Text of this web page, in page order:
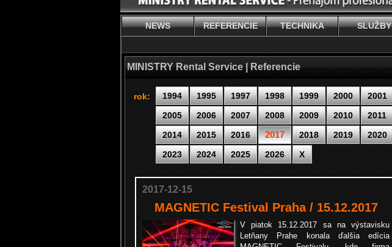
NEWS REFERENCIE TECHNIKA SLUŽBY
MINISTRY Rental Service | Referencie
rok: 1994 1995 1997 1998 1999 2000 2001
2005
2006 2007 2008 2009 2010 2011
2014
2015 2016 2017 2018 2019 2020
2023
2024 2025 2026 X
2017-12-15
MAGNETIC Festival Praha / 15.12.2017
V piatok 15.12.2017 sa na výstavisku
Letňany Prahe konala ďalšia edícia